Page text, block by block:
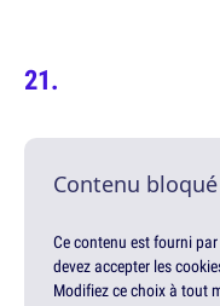
Contenu
Ce contenu est fourni
devez accepter les
Modifiez ce choix à tout